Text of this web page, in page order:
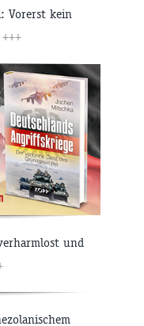
Vorerst kein
+++
und